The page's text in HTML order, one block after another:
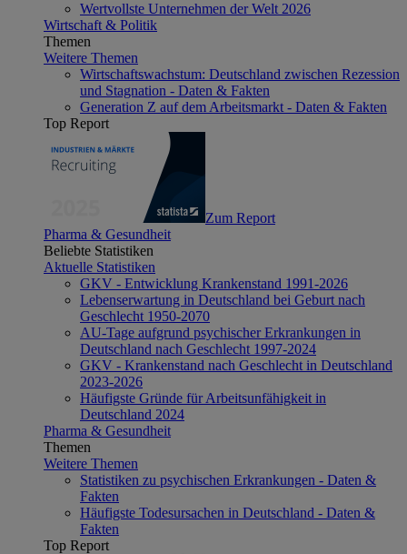
Wertvollste Unternehmen der Welt 2026
Wirtschaft & Politik
Themen
Weitere Themen
Wirtschaftswachstum: Deutschland zwischen Rezession
und Stagnation - Daten & Fakten
Generation Z auf dem Arbeitsmarkt - Daten & Fakten
Top Report
Zum Report
Pharma & Gesundheit
Beliebte Statistiken
Aktuelle Statistiken
GKV - Entwicklung Krankenstand 1991-2026
Lebenserwartung in Deutschland bei Geburt nach
Geschlecht 1950-2070
AU-Tage aufgrund psychischer Erkrankungen in
Deutschland nach Geschlecht 1997-2024
GKV - Krankenstand nach Geschlecht in Deutschland
2023-2026
Häufigste Gründe für Arbeitsunfähigkeit in
Deutschland 2024
Pharma & Gesundheit
Themen
Weitere Themen
Statistiken zu psychischen Erkrankungen - Daten &
Fakten
Häufigste Todesursachen in Deutschland - Daten &
Fakten
Top Report